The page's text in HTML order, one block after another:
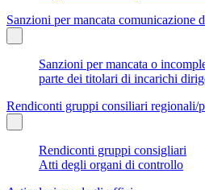
Sanzioni per mancata comunicazione
Sanzioni per mancata o
parte dei titolari di incarichi
Rendiconti gruppi consiliari regionali/
Rendiconti gruppi consigliari
Atti degli organi di controllo